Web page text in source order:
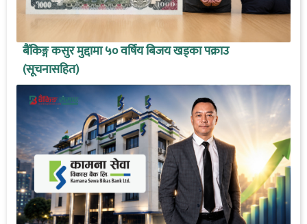
बैंकिङ्ग कसुर मुद्दामा ५० वर्षिय बिजय खड्का पक्राउ
(सूचनासहित)